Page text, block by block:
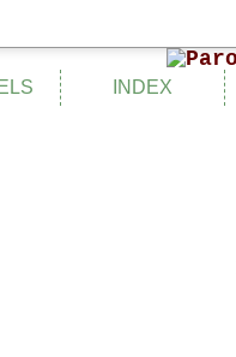
INDEX